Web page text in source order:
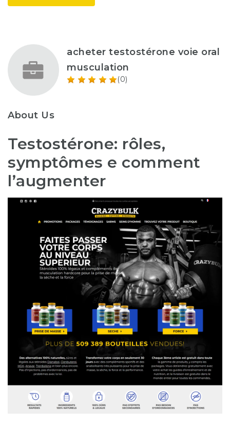
acheter testostérone voie oral
musculation
(0)
About Us
Testostérone: rôles,
symptômes e comment
l’augmenter